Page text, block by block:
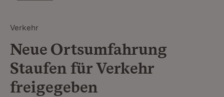
Verkehr
Neue Ortsumfahrung
Staufen für Verkehr
freigegeben